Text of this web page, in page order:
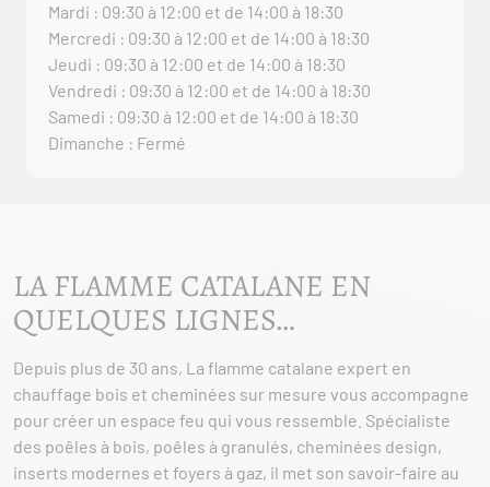
Mardi : 09:30 à 12:00 et de 14:00 à 18:30
Mercredi : 09:30 à 12:00 et de 14:00 à 18:30
Jeudi : 09:30 à 12:00 et de 14:00 à 18:30
Vendredi : 09:30 à 12:00 et de 14:00 à 18:30
Samedi : 09:30 à 12:00 et de 14:00 à 18:30
Dimanche : Fermé
LA FLAMME CATALANE EN
QUELQUES LIGNES…
Depuis plus de 30 ans, La flamme catalane expert en
chauffage bois et cheminées sur mesure vous accompagne
pour créer un espace feu qui vous ressemble. Spécialiste
des poêles à bois, poêles à granulés, cheminées design,
inserts modernes et foyers à gaz, il met son savoir-faire au